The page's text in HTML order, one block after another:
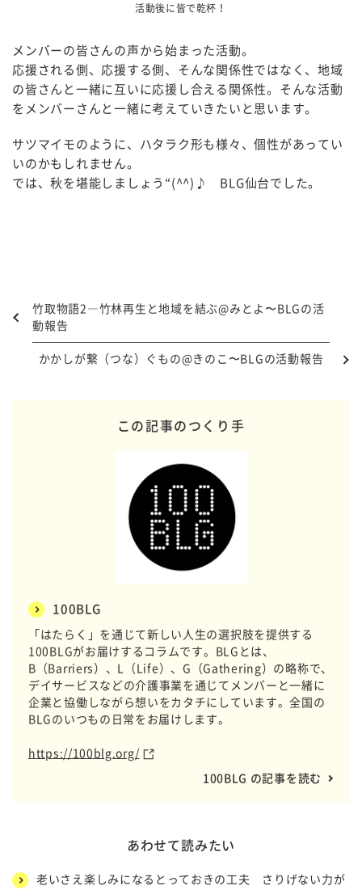
活動後に皆で乾杯！
メンバーの皆さんの声から始まった活動。
応援される側、応援する側、そんな関係性ではなく、地域
の皆さんと一緒に互いに応援し合える関係性。そんな活動
をメンバーさんと一緒に考えていきたいと思います。
サツマイモのように、ハタラク形も様々、個性があってい
いのかもしれません。
では、秋を堪能しましょう“(^^)♪ BLG仙台でした。
竹取物語2―竹林再生と地域を結ぶ@みとよ〜BLGの活
動報告
かかしが繋（つな）ぐもの@きのこ〜BLGの活動報告
この記事のつくり手
100BLG
「はたらく」を通じて新しい人生の選択肢を提供する
100BLGがお届けするコラムです。BLGとは、
B（Barriers）、L（Life）、G（Gathering）の略称で、
デイサービスなどの介護事業を通じてメンバーと一緒に
企業と協働しながら想いをカタチにしています。全国の
BLGのいつもの日常をお届けします。
https://100blg.org/
100BLG の記事を読む
あわせて読みたい
老いさえ楽しみになるとっておきの工夫 さりげない力が